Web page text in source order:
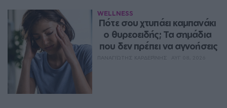
WELLNESS
Πότε σου χτυπάει καμπανάκι
ο θυρεοειδής; Τα σημάδια
που δεν πρέπει να αγνοήσεις